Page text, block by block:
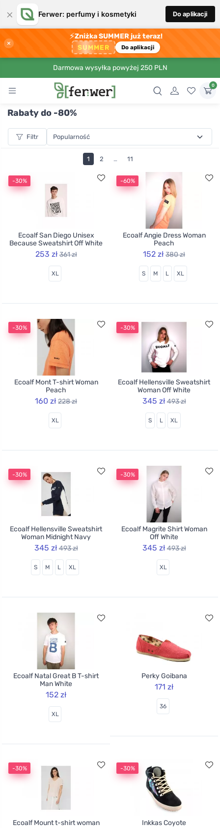
× Ferwer: perfumy i kosmetyki Do aplikacji
×
⚡Zniżka SUMMER już teraz!
SUMMER Do aplikacji
Darmowa wysyłka powyżej 250 PLN
0
Rabaty do -80%
Filtr
1 2 … 11
-30%
Ecoalf San Diego Unisex
Because Sweatshirt Off White
253 zł 361 zł
XL
-60%
Ecoalf Angie Dress Woman
Peach
152 zł 380 zł
S M L XL
-30%
Ecoalf Mont T-shirt Woman
Peach
160 zł 228 zł
XL
-30%
Ecoalf Hellensville Sweatshirt
Woman Off White
345 zł 493 zł
S L XL
-30%
Ecoalf Hellensville Sweatshirt
Woman Midnight Navy
345 zł 493 zł
S M L XL
-30%
Ecoalf Magrite Shirt Woman
Off White
345 zł 493 zł
XL
Ecoalf Natal Great B T-shirt
Man White
152 zł
XL
Perky Goibana
171 zł
36
-30%
Ecoalf Mount t-shirt woman
-30%
Inkkas Coyote